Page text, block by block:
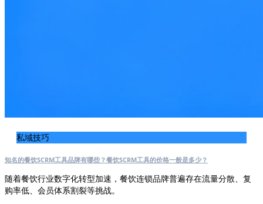
私域技巧
知名的餐饮SCRM工具品牌有哪些？餐饮SCRM工具的价格一般是多少？
随着餐饮行业数字化转型加速，餐饮连锁品牌普遍存在流量分散、复
购率低、会员体系割裂等挑战。